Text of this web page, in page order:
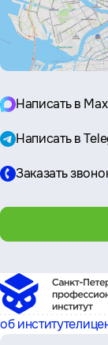
Написать в Max
Написать в
Заказать
об институте